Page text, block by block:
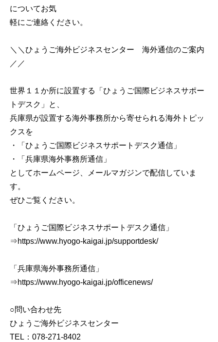
についてお気
軽にご連絡ください。
＼＼ひょうご海外ビジネスセンター 海外通信のご案内
／／
世界１１か所に設置する「ひょうご国際ビジネスサポー
トデスク」と、
兵庫県が設置する海外事務所から寄せられる海外トピッ
クスを
・「ひょうご国際ビジネスサポートデスク通信」
・「兵庫県海外事務所通信」
としてホームページ、メールマガジンで配信していま
す。
ぜひご覧ください。
「ひょうご国際ビジネスサポートデスク通信」
⇒https://www.hyogo-kaigai.jp/supportdesk/
「兵庫県海外事務所通信」
⇒https://www.hyogo-kaigai.jp/officenews/
○問い合わせ先
ひょうご海外ビジネスセンター
TEL：078-271-8402